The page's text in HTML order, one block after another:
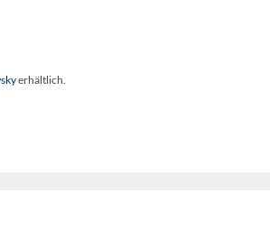
erhältlich.